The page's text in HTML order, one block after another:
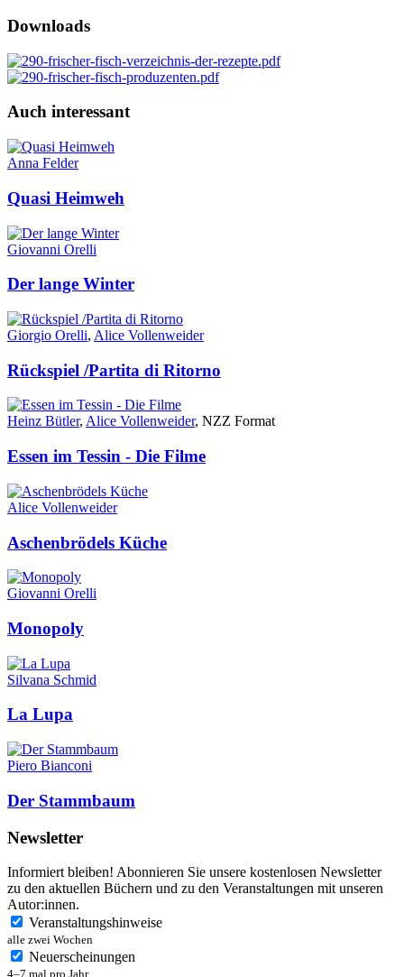
Downloads
Auch interessant
Anna Felder
Quasi Heimweh
Giovanni Orelli
Der lange Winter
Giorgio Orelli, Alice Vollenweider
Rückspiel /Partita di Ritorno
Heinz Bütler, Alice Vollenweider, NZZ Format
Essen im Tessin - Die Filme
Alice Vollenweider
Aschenbrödels Küche
Giovanni Orelli
Monopoly
Silvana Schmid
La Lupa
Piero Bianconi
Der Stammbaum
Newsletter
Informiert bleiben! Abonnieren Sie unsere kostenlosen Newsletter
zu den aktuellen Büchern und zu den Veranstaltungen mit unseren
Autor:innen.
Veranstaltungshinweise
alle zwei Wochen
Neuerscheinungen
4–7 mal pro Jahr